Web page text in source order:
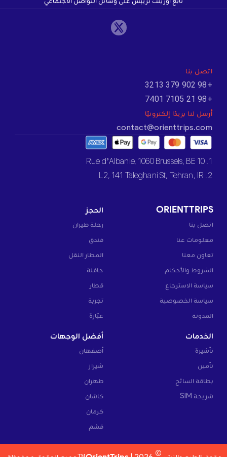
اتصل بنا
+98 902 379 3213
+98 21 7105 7401
أرسل لنا بريدًا إلكترونيًا
contact@orienttrips.com
1. 10 Rue d’Albanie, 1060 Brussels, BE
2. L2, 141 Taleghani St, Tehran, IR
ORIENTTRIPS
اتصل بنا
معلومات عنا
تعاون معنا
الشروط والأحكام
سياسة الاسترجاع
سياسة الخصوصية
المدونة
الحجز
رحلة طيران
فندق
المطار النقل
حافلة
قطار
تجربة
عبّارة
الخدمات
تأشيرة
تأمين
بطاقة السائح
شريحة SIM
أفضل الوجهات
أصفهان
شيراز
طهران
كاشان
كرمان
قشم